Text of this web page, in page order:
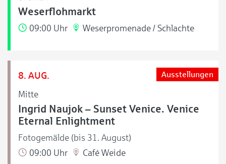
Weserflohmarkt
09:00 Uhr Weserpromenade / Schlachte
8. AUG.
Mitte
Ausstellungen
Ingrid Naujok – Sunset Venice. Venice
Eternal Enlightment
Fotogemälde (bis 31. August)
09:00 Uhr
Café Weide